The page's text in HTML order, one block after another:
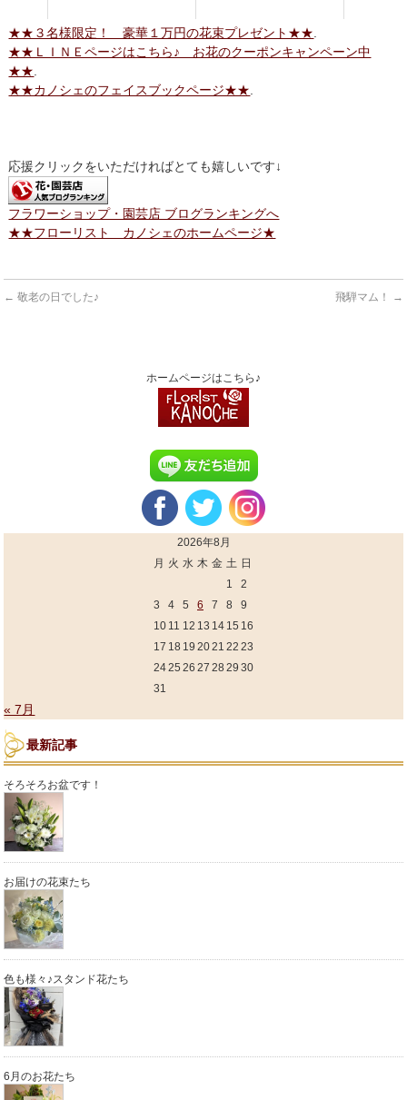
★★３名様限定！ 豪華１万円の花束プレゼント★★
★★ＬＩＮＥページはこちら♪ お花のクーポンキャンペーン中
★★
★★カノシェのフェイスブックページ★★
応援クリックをいただければとても嬉しいです↓
フラワーショップ・園芸店 ブログランキングへ
★★フローリスト カノシェのホームページ★
← 敬老の日でした♪ 飛騨マム！ →
ホームページはこちら♪
2026年8月
月 火 水 木 金 土 日
1
2
3
4 5 6 7 8
9
10 11 12 13 14 15 16
17 18 19 2021 22 23
2425 26 27 28 29 30
31
« 7月
最新記事
そろそろお盆です！
お届けの花束たち
色も様々♪スタンド花たち
6月のお花たち